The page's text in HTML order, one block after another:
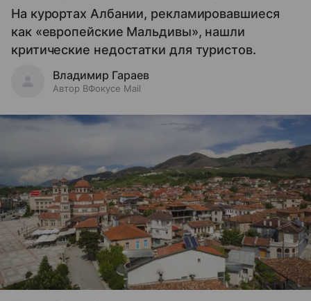
На курортах Албании, рекламировавшиеся
как «европейские Мальдивы», нашли
критические недостатки для туристов.
Владимир Гараев
Автор ВФокусе Mail